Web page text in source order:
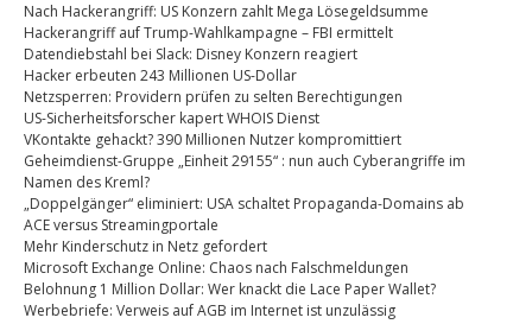
Nach Hackerangriff: US Konzern zahlt Mega Lösegeldsumme
Hackerangriff auf Trump-Wahlkampagne – FBI ermittelt
Datendiebstahl bei Slack: Disney Konzern reagiert
Hacker erbeuten 243 Millionen US-Dollar
Netzsperren: Providern prüfen zu selten Berechtigungen
US-Sicherheitsforscher kapert WHOIS Dienst
VKontakte gehackt? 390 Millionen Nutzer kompromittiert
Geheimdienst-Gruppe „Einheit 29155“ : nun auch Cyberangriffe im
Namen des Kreml?
„Doppelgänger“ eliminiert: USA schaltet Propaganda-Domains ab
ACE versus Streamingportale
Mehr Kinderschutz in Netz gefordert
Microsoft Exchange Online: Chaos nach Falschmeldungen
Belohnung 1 Million Dollar: Wer knackt die Lace Paper Wallet?
Werbebriefe: Verweis auf AGB im Internet ist unzulässig